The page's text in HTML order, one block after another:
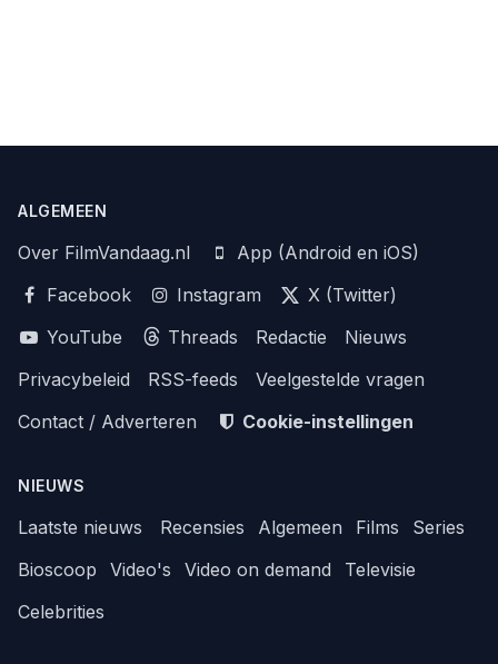
ALGEMEEN
Over FilmVandaag.nl
App (Android en iOS)
Facebook
Instagram
X (Twitter)
YouTube
Threads Redactie
Nieuws
Privacybeleid
RSS-feeds
Veelgestelde vragen
Contact / Adverteren
Cookie-instellingen
NIEUWS
Laatste nieuws Recensies Algemeen Films
Series
Bioscoop
Video's Video on demand
Televisie
Celebrities